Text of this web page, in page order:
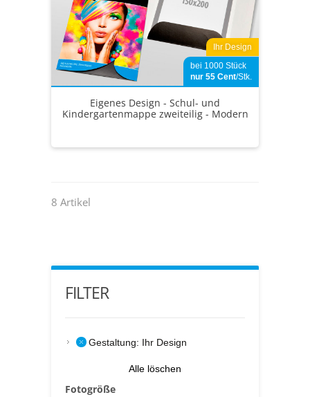
Ihr Design
bei 1000 Stück
nur 55 Cent/Stk.
Eigenes Design - Schul- und
Kindergartenmappe zweiteilig - Modern
8 Artikel
FILTER
Gestaltung: Ihr Design
Alle löschen
Fotogröße